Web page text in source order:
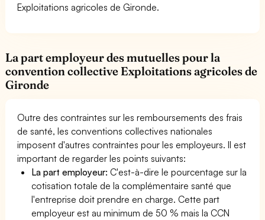
Exploitations agricoles de Gironde.
La part employeur des mutuelles pour la
convention collective Exploitations agricoles de
Gironde
Outre des contraintes sur les remboursements des frais
de santé, les conventions collectives nationales
imposent d'autres contraintes pour les employeurs. Il est
important de regarder les points suivants:
La part employeur: C'est-à-dire le pourcentage sur la
cotisation totale de la complémentaire santé que
l'entreprise doit prendre en charge. Cette part
employeur est au minimum de 50 % mais la CCN